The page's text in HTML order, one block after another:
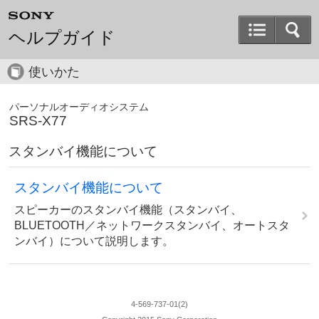
ヘルプガイド
使いかた
パーソナルオーディオシステム
SRS-X77
スタンバイ機能について
スタンバイ機能について
スピーカーのスタンバイ機能（スタンバイ、
BLUETOOTH／ネットワークスタンバイ、オートスタ
ンバイ）について説明します。
4-569-737-01(2)